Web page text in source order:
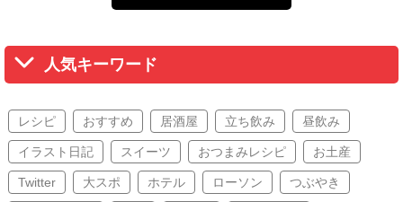
人気キーワード
レシピ おすすめ 居酒屋 立ち飲み 昼飲み
イラスト日記 スイーツ おつまみレシピ お土産
Twitter 大スポ ホテル ローソン つぶやき